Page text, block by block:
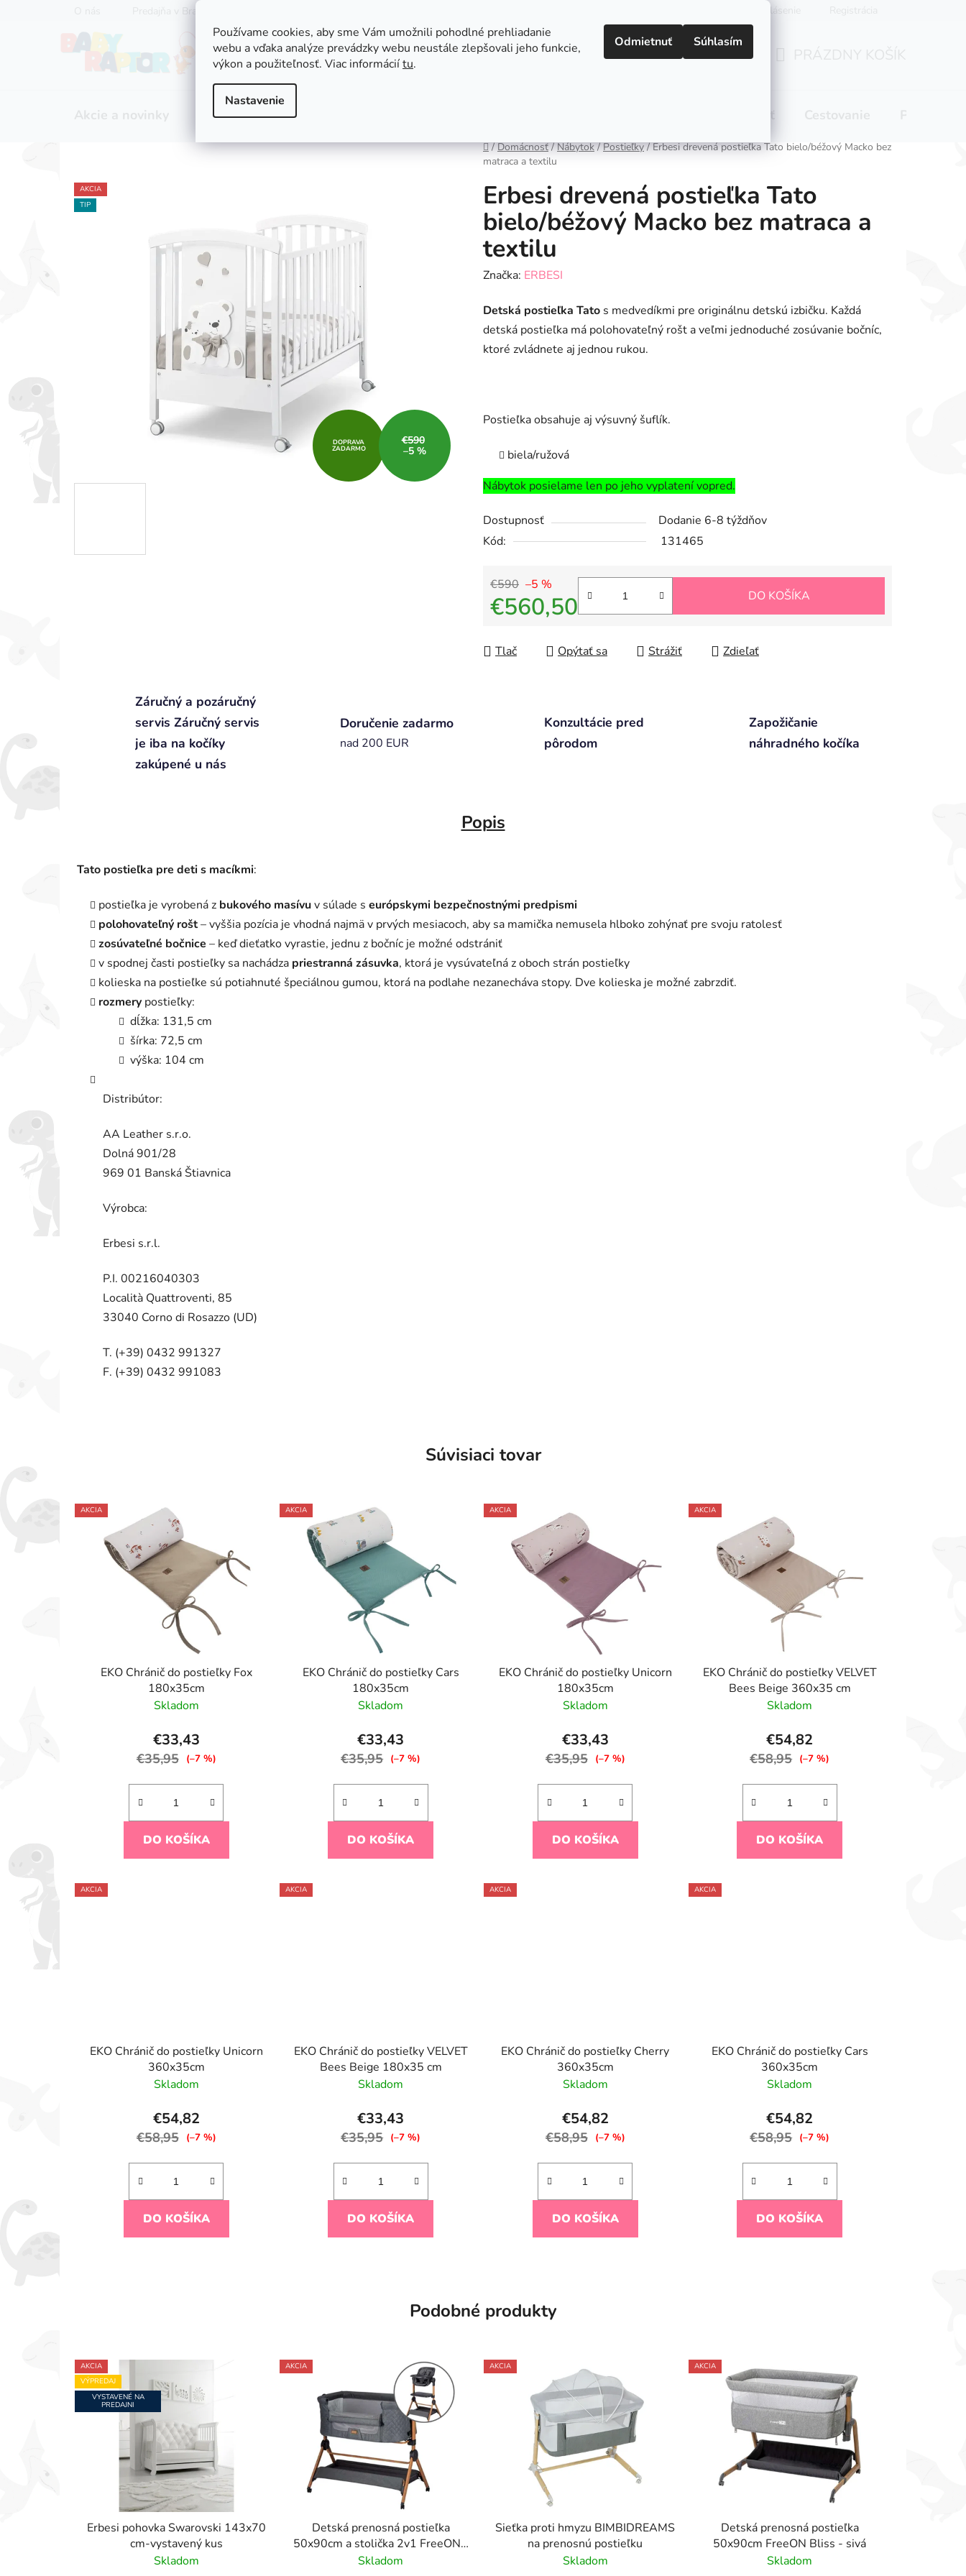
Používame cookies, aby sme Vám umožnili pohodlné prehliadanie
webu a vďaka analýze prevádzky webu neustále zlepšovali jeho funkcie,
výkon a použiteľnosť. Viac informáciítu.
Nastavenie
Odmietnuť Súhlasím
Predajňa v Bratislave Prihlásenie
Zľavy Kočíky
Domov
/ Domácnosť / Nábytok / Postieľky / Erbesi drevená postieľka Tato bielo/béžový Macko bez
matraca a textilu
Erbesi drevená postieľka Tato
bielo/béžový Macko bez matraca a
textilu
Značka: ERBESI
Detská postieľka Tato s medvedíkmi pre originálnu detskú izbičku. Každá
detská postieľka má polohovateľný rošt a veľmi jednoduché zosúvanie bočníc,
ktoré zvládnete aj jednou rukou.
Postieľka obsahuje aj výsuvný šuflík.
biela/ružová
Nábytok posielame len po jeho vyplatení vopred.
Dostupnosť
Dodanie 6-8 týždňov
Kód:
131465
€590 –5 %
€560,50 DO KOŠÍKA
Tlač Opýtať sa Strážiť Zdieľať
AKCIA
TIP
DOPRAVA
ZADARMO
€590
–5 %
Záručný a pozáručný
servis Záručný servis
je iba na kočíky
zakúpené u nás
Doručenie zadarmo
nad 200 EUR
Konzultácie pred
pôrodom
Zapožičanie
náhradného kočíka
Popis
Tato postieľka pre deti s macíkmi:
postieľka je vyrobená z bukového masívuv súlade s európskymi bezpečnostnými predpismi
polohovateľný rošt– vyššia pozícia je vhodná najmä v prvých mesiacoch, aby sa mamička nemusela hlboko zohýnať pre svoju ratolesť
zosúvateľné bočnice – keď dieťatko vyrastie, jednu z bočníc je možné odstrániť
v spodnej časti postieľky sa nachádza priestranná zásuvka, ktorá je vysúvateľná z oboch strán postieľky
kolieska na postieľke sú potiahnuté špeciálnou gumou, ktorá na podlahe nezanecháva stopy. Dve kolieska je možné zabrzdiť.
rozmery postieľky:
dĺžka: 131,5 cm
šírka: 72,5 cm
výška: 104 cm
Distribútor:
AA Leather s.r.o.
Dolná 901/28
969 01 Banská Štiavnica
Výrobca:
Erbesi s.r.l.
P.I. 00216040303
Località Quattroventi, 85
33040 Corno di Rosazzo (UD)
T. (+39) 0432 991327
F. (+39) 0432 991083
Súvisiaci tovar
AKCIA
EKO Chránič do postieľky Fox
180x35cm
Skladom
€33,43
€35,95 (–7 %)
DO KOŠÍKA
AKCIA
EKO Chránič do postieľky Cars
180x35cm
Skladom
€33,43
€35,95 (–7 %)
DO KOŠÍKA
AKCIA
EKO Chránič do postieľky Unicorn
180x35cm
Skladom
€33,43
€35,95 (–7 %)
DO KOŠÍKA
AKCIA
EKO Chránič do postieľky VELVET
Bees Beige 360x35 cm
Skladom
€54,82
€58,95 (–7 %)
DO KOŠÍKA
AKCIA
EKO Chránič do postieľky Unicorn
360x35cm
Skladom
€54,82
€58,95 (–7 %)
DO KOŠÍKA
AKCIA
EKO Chránič do postieľky VELVET
Bees Beige 180x35 cm
Skladom
€33,43
€35,95 (–7 %)
DO KOŠÍKA
AKCIA
EKO Chránič do postieľky Cherry
360x35cm
Skladom
€54,82
€58,95 (–7 %)
DO KOŠÍKA
AKCIA
EKO Chránič do postieľky Cars
360x35cm
Skladom
€54,82
€58,95 (–7 %)
DO KOŠÍKA
Podobné produkty
AKCIA
VÝPREDAJ
VYSTAVENÉ NA
PREDAJNI
Erbesi pohovka Swarovski 143x70
cm-vystavený kus
Skladom
AKCIA
Detská prenosná postieľka
50x90cm a stolička 2v1 FreeON -
sivá
Skladom
AKCIA
Sieťka proti hmyzu BIMBIDREAMS
na prenosnú postieľku
Skladom
AKCIA
Detská prenosná postieľka
50x90cm FreeON Bliss - sivá
Skladom